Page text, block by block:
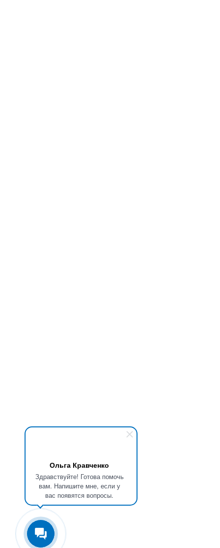
Ольга Кравченко
Здравствуйте! Готова помочь
вам. Напишите мне, если у
вас появятся вопросы.